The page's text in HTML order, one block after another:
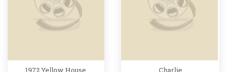
1972 Yellow House Charlie